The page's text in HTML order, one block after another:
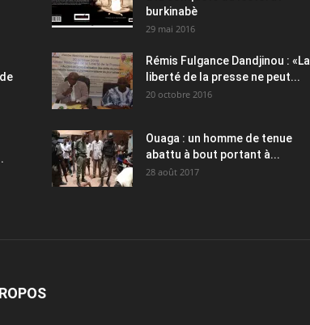
burkinabè
29 mai 2016
Rémis Fulgance Dandjinou : «La
liberté de la presse ne peut...
20 octobre 2016
Ouaga : un homme de tenue
abattu à bout portant à...
28 août 2017